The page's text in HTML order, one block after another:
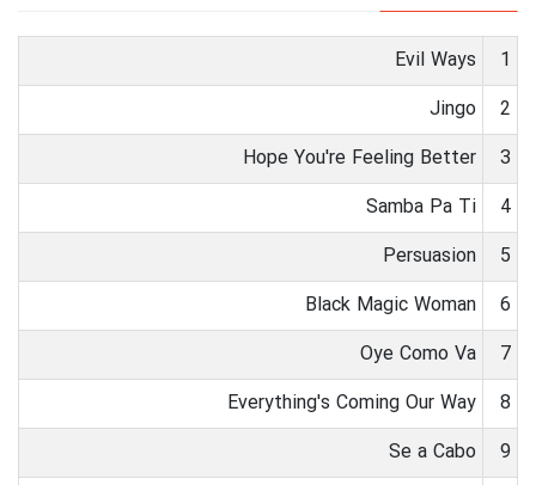
1
Evil Ways
2
Jingo
3
Hope You're Feeling Better
4
Samba Pa Ti
5
Persuasion
6
Black Magic Woman
7
Oye Como Va
8
Everything's Coming Our Way
9
Se a Cabo